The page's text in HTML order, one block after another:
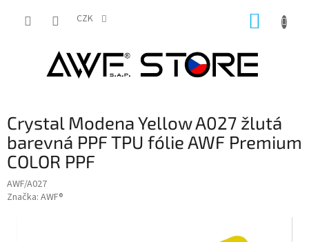
CZK
Crystal Modena Yellow A027 žlutá
barevná PPF TPU fólie AWF Premium
COLOR PPF
AWF/A027
Značka: AWF®